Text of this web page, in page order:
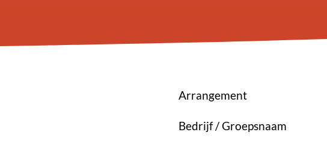
Arrangement
Bedrijf / Groepsnaam